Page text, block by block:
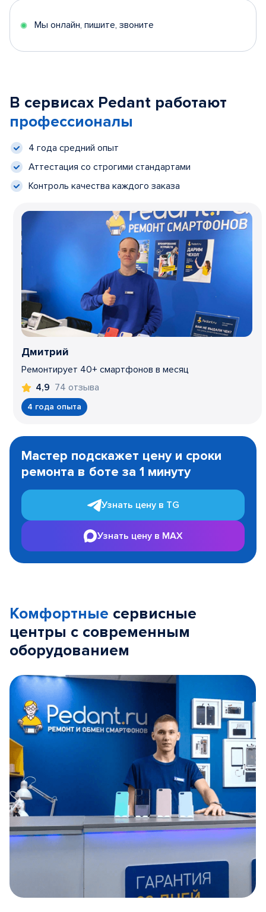
Мы онлайн, пишите, звоните
В сервисах Pedant работают
профессионалы
4 года средний опыт
Аттестация со строгими стандартами
Контроль качества каждого заказа
Дмитрий
Ремонтирует 40+ смартфонов в месяц
4,9 74 отзыва
4 года опыта
1
Мастер подскажет цену и сроки
ремонта в боте за 1 минуту
Узнать цену в TG
Узнать цену в MAX
Комфортные сервисные
центры с современным
оборудованием